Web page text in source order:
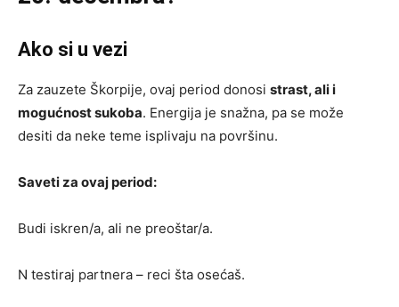
Ako si u vezi
Za zauzete Škorpije, ovaj period donosi strast, ali i
mogućnost sukoba. Energija je snažna, pa se može
desiti da neke teme isplivaju na površinu.
Saveti za ovaj period:
Budi iskren/a, ali ne preoštar/a.
N testiraj partnera – reci šta osećaš.